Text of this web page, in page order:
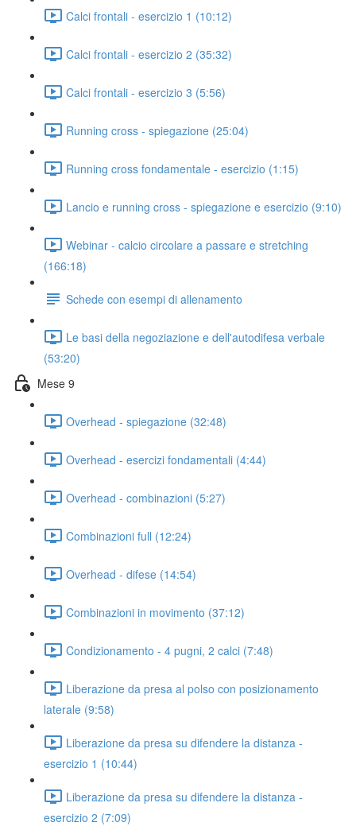
Calci frontali - esercizio 1 (10:12)
Calci frontali - esercizio 2 (35:32)
Calci frontali - esercizio 3 (5:56)
Running cross - spiegazione (25:04)
Running cross fondamentale - esercizio (1:15)
Lancio e running cross - spiegazione e esercizio (9:10)
Webinar - calcio circolare a passare e stretching
(166:18)
Schede con esempi di allenamento
Le basi della negoziazione e dell'autodifesa verbale
(53:20)
Mese 9
Overhead - spiegazione (32:48)
Overhead - esercizi fondamentali (4:44)
Overhead - combinazioni (5:27)
Combinazioni full (12:24)
Overhead - difese (14:54)
Combinazioni in movimento (37:12)
Condizionamento - 4 pugni, 2 calci (7:48)
Liberazione da presa al polso con posizionamento
laterale (9:58)
Liberazione da presa su difendere la distanza -
esercizio 1 (10:44)
Liberazione da presa su difendere la distanza -
esercizio 2 (7:09)